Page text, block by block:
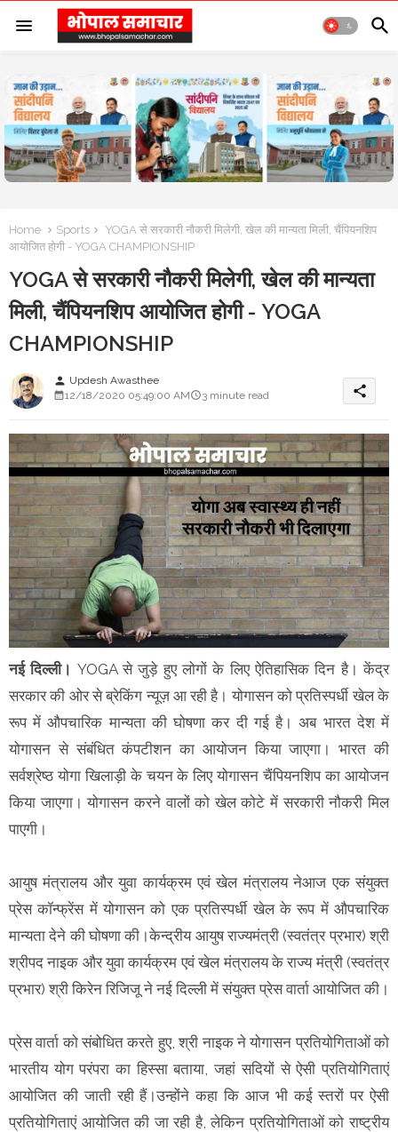
Home Sports
YOGA से सरकारी नौकरी मिलेगी, खेल की मान्यता मिली, चैंपियनशिप
आयोजित होगी - YOGA CHAMPIONSHIP
YOGA से सरकारी नौकरी मिलेगी, खेल की मान्यता
मिली, चैंपियनशिप आयोजित होगी - YOGA
CHAMPIONSHIP
person Updesh Awasthee
12/18/2020 05:49:00 AM
3 minute read share
नई दिल्ली। YOGA से जुड़े हुए लोगों के लिए ऐतिहासिक दिन है। केंद्र
सरकार की ओर से ब्रेकिंग न्यूज़ आ रही है। योगासन को प्रतिस्पर्धी खेल के
रूप में औपचारिक मान्यता की घोषणा कर दी गई है। अब भारत देश में
योगासन से संबंधित कंपटीशन का आयोजन किया जाएगा। भारत की
सर्वश्रेष्ठ योगा खिलाड़ी के चयन के लिए योगासन चैंपियनशिप का आयोजन
किया जाएगा। योगासन करने वालों को खेल कोटे में सरकारी नौकरी मिल
पाएगी।
आयुष मंत्रालय और युवा कार्यक्रम एवं खेल मंत्रालय नेआज एक संयुक्त
प्रेस कॉन्फ्रेंस में योगासन को एक प्रतिस्पर्धी खेल के रूप में औपचारिक
मान्यता देने की घोषणा की।केन्द्रीय आयुष राज्यमंत्री (स्वतंत्र प्रभार) श्री
श्रीपद नाइक और युवा कार्यक्रम एवं खेल मंत्रालय के राज्य मंत्री (स्वतंत्र
प्रभार) श्री किरेन रिजिजू ने नई दिल्ली में संयुक्त प्रेस वार्ता आयोजित की।
प्रेस वार्ता को संबोधित करते हुए, श्री नाइक ने योगासन प्रतियोगिताओं को
भारतीय योग परंपरा का हिस्सा बताया, जहां सदियों से ऐसी प्रतियोगिताएं
आयोजित की जाती रही हैं।उन्होंने कहा कि आज भी कई स्तरों पर ऐसी
प्रतियोगिताएं आयोजित की जा रही है, लेकिन प्रतियोगिताओं को राष्ट्रीय